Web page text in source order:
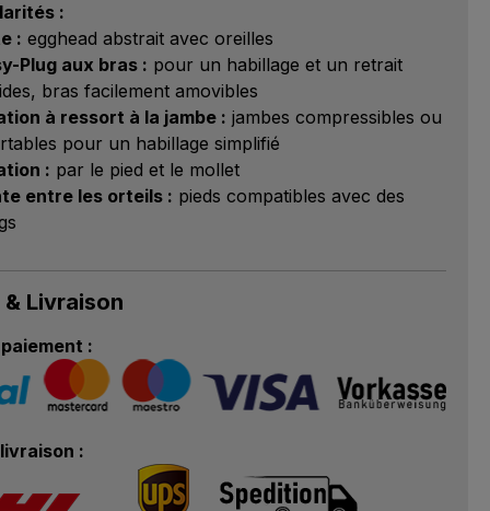
:
: egghead abstrait avec oreilles
Plug aux bras : pour un habillage et un retrait
bras facilement amovibles
à ressort à la jambe : jambes compressibles ou
pour un habillage simplifié
: par le pied et le mollet
entre les orteils : pieds compatibles avec des
Livraison
:
: